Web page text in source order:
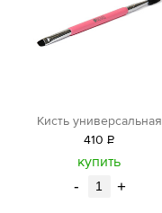
Кисть универсальная
410 Р
уб.
купить
- +